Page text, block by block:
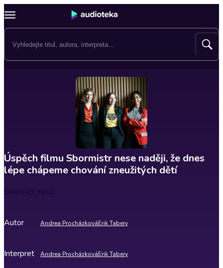
Úspěch filmu Sbormistr nese naději, že dnes
lépe chápeme chování zneužitých dětí
Délka49 minut
Autor Andrea ProcházkováErik Tabery
Interpret Andrea ProcházkováErik Tabery